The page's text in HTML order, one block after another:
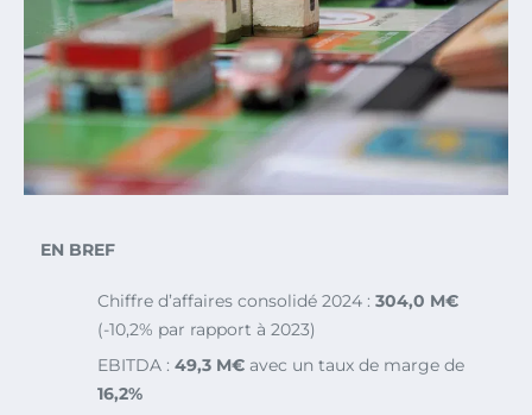
EN BREF
Chiffre d’affaires consolidé 2024 : 304,0 M€
(-10,2% par rapport à 2023)
EBITDA : 49,3 M€ avec un taux de marge de
16,2%